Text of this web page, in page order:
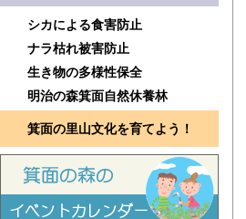
シカによる食害防止
ナラ枯れ被害防止
生き物の多様性保全
明治の森箕面自然休養林
箕面の里山文化を育てよう！